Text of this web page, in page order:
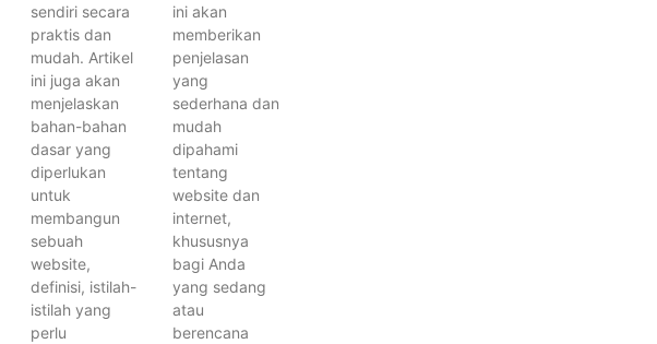
sendiri secara
praktis dan
mudah. Artikel
ini juga akan
menjelaskan
bahan-bahan
dasar yang
diperlukan
untuk
membangun
sebuah
website,
definisi, istilah-
istilah yang
perlu
ini akan
memberikan
penjelasan
yang
sederhana dan
mudah
dipahami
tentang
website dan
internet,
khususnya
bagi Anda
yang sedang
atau
berencana